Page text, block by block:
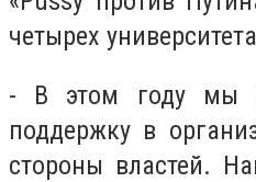
четырех
- В этом году мы
поддержку в
стороны властей.